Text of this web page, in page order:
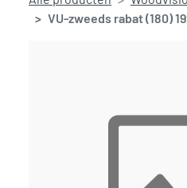
VU-zweeds rabat (180)